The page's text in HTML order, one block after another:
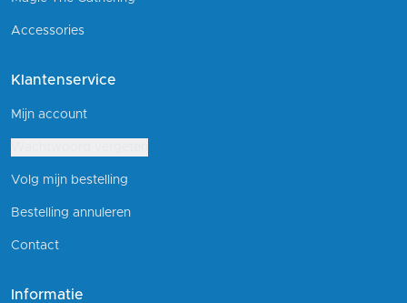
Accessories
Klantenservice
Mijn account
Volg mijn bestelling
Bestelling annuleren
Contact
Informatie